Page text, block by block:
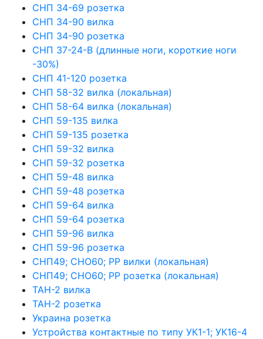
СНП 34-69 розетка
СНП 34-90 вилка
СНП 34-90 розетка
СНП 37-24-В (длинные ноги, короткие ноги
-30%)
СНП 41-120 розетка
СНП 58-32 вилка (локальная)
СНП 58-64 вилка (локальная)
СНП 59-135 вилка
СНП 59-135 розетка
СНП 59-32 вилка
СНП 59-32 розетка
СНП 59-48 вилка
СНП 59-48 розетка
СНП 59-64 вилка
СНП 59-64 розетка
СНП 59-96 вилка
СНП 59-96 розетка
СНП49; СНО60; РР вилки (локальная)
СНП49; СНО60; РР розетка (локальная)
ТАН-2 вилка
ТАН-2 розетка
Украина розетка
Устройства контактные по типу УК1-1; УК16-4